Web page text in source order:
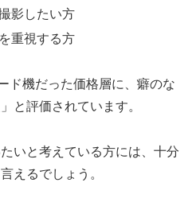
影したい方
重視する方
ド機だった価格層に、癖のな
と評価されています。
いと考えている方には、十分
えるでしょう。